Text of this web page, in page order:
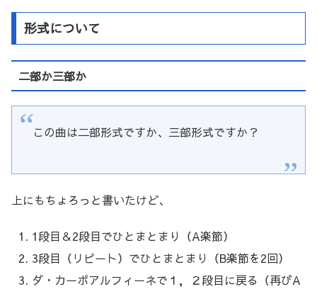
形式について
二部か三部か
この曲は二部形式ですか、三部形式ですか？
上にもちょろっと書いたけど、
1段目＆2段目でひとまとまり（A楽節）
3段目（リピート）でひとまとまり（B楽節を2回）
ダ・カーポアルフィーネで１，２段目に戻る（再びA